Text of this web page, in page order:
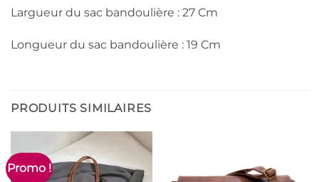
Largueur du sac bandoulière : 27 Cm
Longueur du sac bandoulière : 19 Cm
PRODUITS SIMILAIRES
Promo !